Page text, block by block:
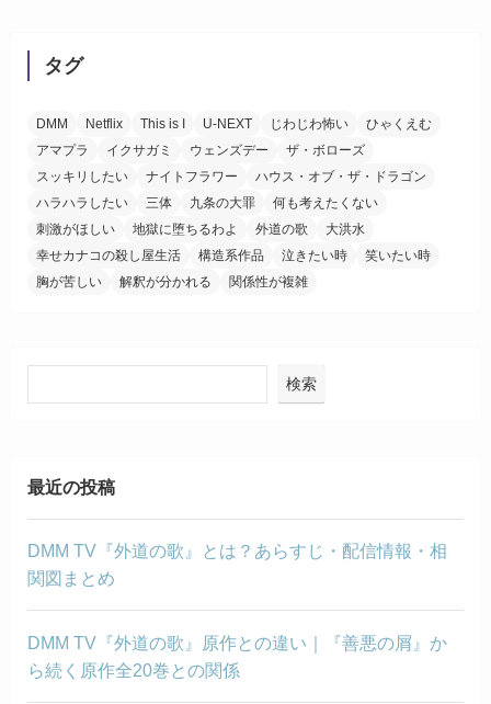
タグ
DMM Netflix This is I U-NEXT じわじわ怖い
ひゃくえむ
アマプラ
イクサガミ ウェンズデー
ザ・ボローズ
スッキリしたい
ナイトフラワー
ハウス・オブ・ザ・ドラゴン
ハラハラしたい
三体 九条の大罪
何も考えたくない
刺激がほしい
地獄に堕ちるわよ 外道の歌
大洪水
幸せカナコの殺し屋生活
構造系作品 泣きたい時
笑いたい時
胸が苦しい
解釈が分かれる 関係性が複雑
検索
最近の投稿
DMM TV『外道の歌』とは？あらすじ・配信情報・相
関図まとめ
DMM TV『外道の歌』原作との違い｜『善悪の屑』か
ら続く原作全20巻との関係